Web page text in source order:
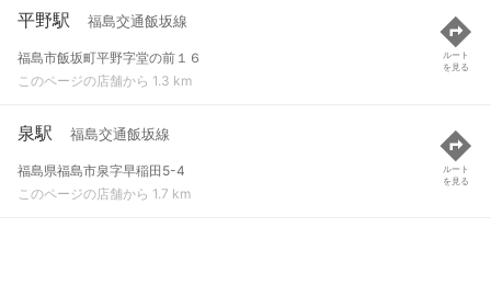
平野駅 福島交通飯坂線
福島市飯坂町平野字堂の前１６
このページの店舗から 1.3 km
ルート
を見る
泉駅 福島交通飯坂線
福島県福島市泉字早稲田5-4
このページの店舗から 1.7 km
ルート
を見る